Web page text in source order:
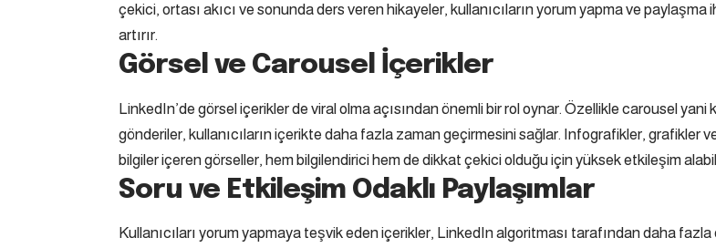
çekici, ortası akıcı ve sonunda ders veren hikayeler, kullanıcıların yorum yapma ve paylaşma
artırır.
Görsel ve Carousel İçerikler
LinkedIn’de görsel içerikler de viral olma açısından önemli bir rol oynar. Özellikle carousel yani
gönderiler, kullanıcıların içerikte daha fazla zaman geçirmesini sağlar. Infografikler, grafikler
bilgiler içeren görseller, hem bilgilendirici hem de dikkat çekici olduğu için yüksek etkileşim
Soru ve Etkileşim Odaklı Paylaşımlar
Kullanıcıları yorum yapmaya teşvik eden içerikler, LinkedIn algoritması tarafından daha fazla